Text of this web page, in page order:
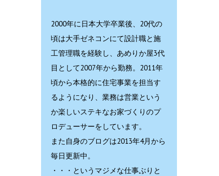
2000年に日本大学卒業後、20代の
頃は大手ゼネコンにて設計職と施
工管理職を経験し、あめりか屋3代
目として2007年から勤務。2011年
頃から本格的に住宅事業を担当す
るようになり、業務は営業という
か楽しいステキなお家づくりのプ
ロデューサーをしています。
また自身のブログは2013年4月から
毎日更新中。
・・・というマジメな仕事ぶりと